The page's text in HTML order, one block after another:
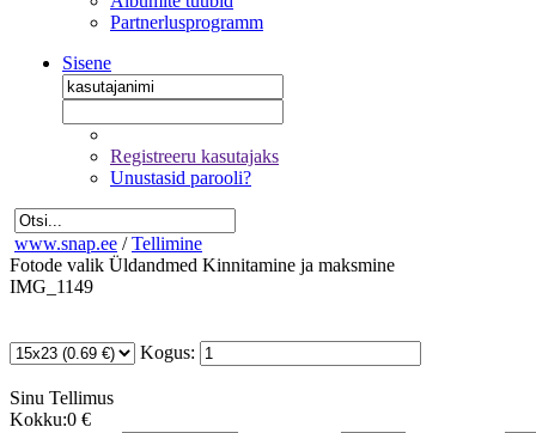
Partnerlusprogramm
Sisene
Registreeru kasutajaks
Unustasid parooli?
www.snap.ee / Tellimine
Fotode valik Üldandmed Kinnitamine ja maksmine
IMG_1149
Kogus:
Sinu Tellimus
Kokku:0 €